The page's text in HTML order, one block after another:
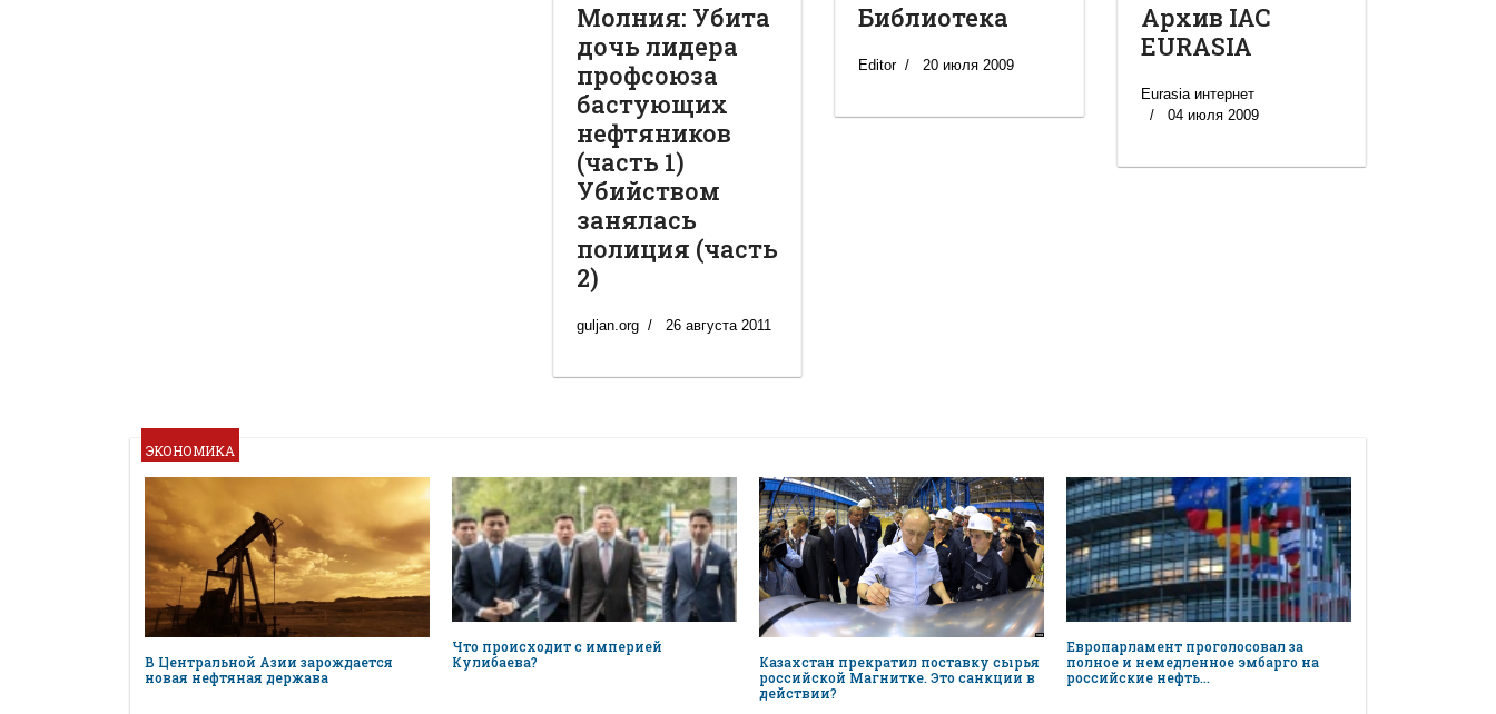
Молния: Убита
дочь лидера
профсоюза
бастующих
нефтяников
(часть 1)
Убийством
занялась
полиция (часть
2)
guljan.org 26 августа 2011
Библиотека
Editor 20 июля 2009
Архив IAC
EURASIA
Eurasia интернет
04 июля 2009
ЭКОНОМИКА
В Центральной Азии зарождается
новая нефтяная держава
Что происходит с империей
Кулибаева?
Казахстан прекратил поставку сырья
российской Магнитке. Это санкции в
действии?
Европарламент проголосовал за
полное и немедленное эмбарго на
российские нефть…